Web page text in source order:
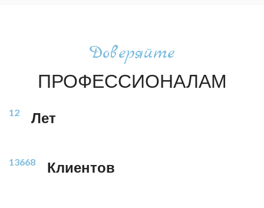
Доверяйте
ПРОФЕССИОНАЛАМ
12 Лет
13668 Клиентов